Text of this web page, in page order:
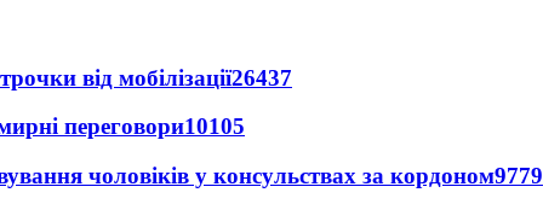
від мобілізації26437
переговори10105
чоловіків у консульствах за кордоном9779